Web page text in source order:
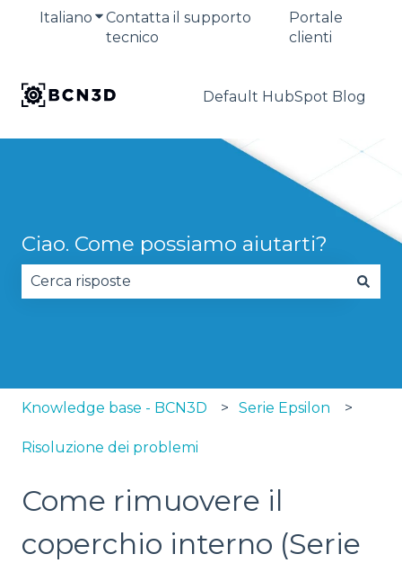
Italiano Mostra sottomenu per le traduzioni
Contatta il supporto
tecnico
Portale
clienti
Default HubSpot Blog
Ciao. Come possiamo aiutarti?
Knowledge base - BCN3D Serie Epsilon
Risoluzione dei problemi
Come rimuovere il
coperchio interno (Serie